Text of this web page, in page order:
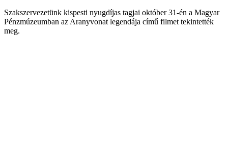
Szakszervezetünk kispesti nyugdíjas tagjai október 31-én a Magyar
Pénzmúzeumban az Aranyvonat legendája című filmet tekintették
meg.